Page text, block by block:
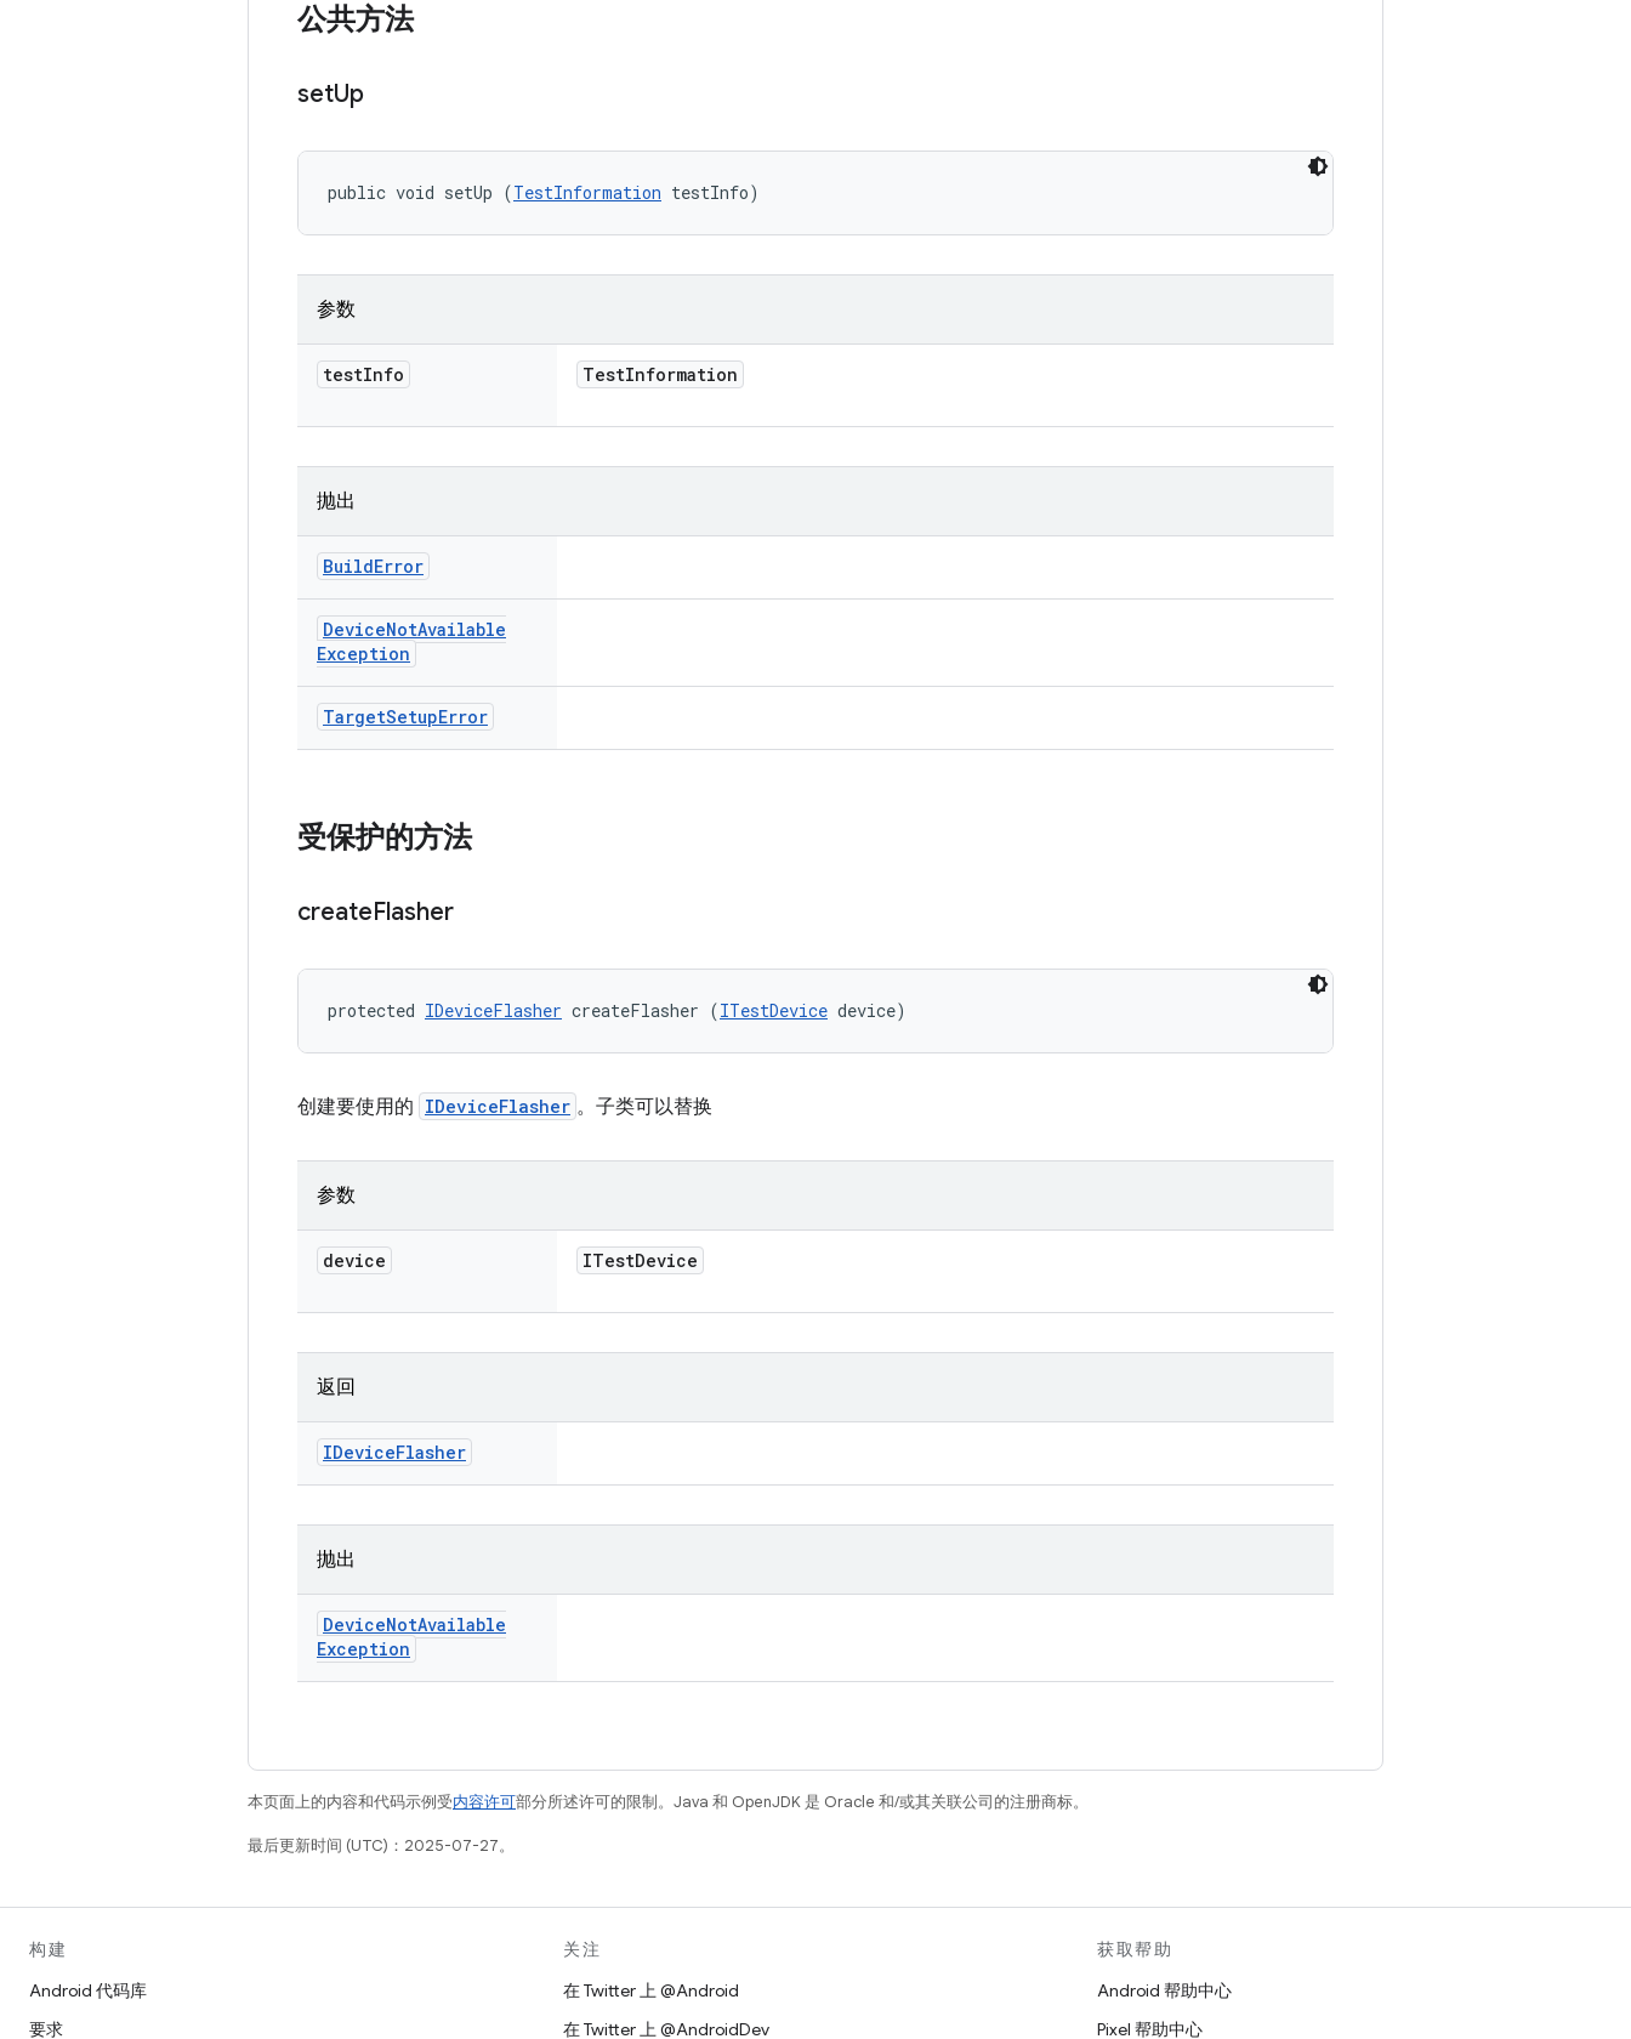
公共方法
setUp
public void setUp (TestInformation testInfo)
参数
testInfo TestInformation
抛出
BuildError
DeviceNotAvailable
Exception
TargetSetupError
受保护的方法
createFlasher
protected IDeviceFlasher createFlasher (ITestDevice device)
创建要使用的 IDeviceFlasher 。子类可以替换
参数
device ITestDevice
返回
IDeviceFlasher
抛出
DeviceNotAvailable
Exception
本页面上的内容和代码示例受内容许可部分所述许可的限制。Java 和 OpenJDK 是 Oracle 和/或其关联公司的注册商标。
最后更新时间 (UTC)：2025-07-27。
构建
Android 代码库
要求
关注
在 Twitter 上 @Android
在 Twitter 上 @AndroidDev
获取帮助
Android 帮助中心
Pixel 帮助中心